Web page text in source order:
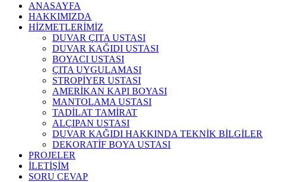
ANASAYFA
HAKKIMIZDA
HİZMETLERİMİZ
DUVAR ÇITA USTASI
DUVAR KAĞIDI USTASI
BOYACI USTASI
ÇITA UYGULAMASI
STROPİYER USTASI
AMERİKAN KAPI BOYASI
MANTOLAMA USTASI
TADİLAT TAMİRAT
ALÇIPAN USTASI
DUVAR KAĞIDI HAKKINDA TEKNİK BİLGİLER
DEKORATİF BOYA USTASI
PROJELER
İLETİŞİM
SORU CEVAP